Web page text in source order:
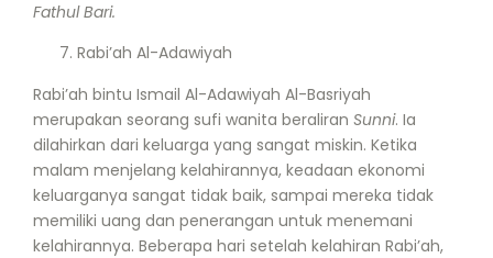
Fathul Bari.
Rabi’ah Al-Adawiyah
Rabi’ah bintu Ismail Al-Adawiyah Al-Basriyah
merupakan seorang sufi wanita beraliran Sunni. Ia
dilahirkan dari keluarga yang sangat miskin. Ketika
malam menjelang kelahirannya, keadaan ekonomi
keluarganya sangat tidak baik, sampai mereka tidak
memiliki uang dan penerangan untuk menemani
kelahirannya. Beberapa hari setelah kelahiran Rabi’ah,